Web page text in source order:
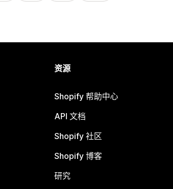
资源
Shopify 帮助中心
API 文档
Shopify 社区
Shopify 博客
研究